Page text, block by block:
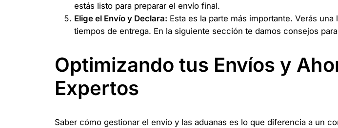
estás listo para preparar el envío final.
Elige el Envío y Declara: Esta es la parte más importante. Verás
tiempos de entrega. En la siguiente sección te damos consejos
Optimizando tus Envíos y
Expertos
Saber cómo gestionar el envío y las aduanas es lo que diferencia a un